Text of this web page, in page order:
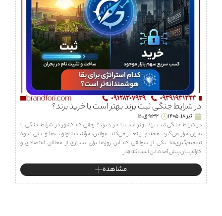
در شرایط جنگی ثبت برند بهتر است یا خرید برند؟
تیر 18, 1405
9:32 ق.ظ
در شرایط جنگی ثبت برند بهتر است یا خرید برند؟ زمانی که کشور در شرایط جنگی یا
بحران قرار می‌گیرد، همه چیز تغییر می‌کند. قوانین، فرآیندها، اولویت‌ها و حتی نحوه
تصمیم‌گیری‌ها. یکی از سوالاتی که این روزها برای بسیاری از فعالان اقتصادی و
کارآفرینان پیش آمده، این است که «در
مشاهده